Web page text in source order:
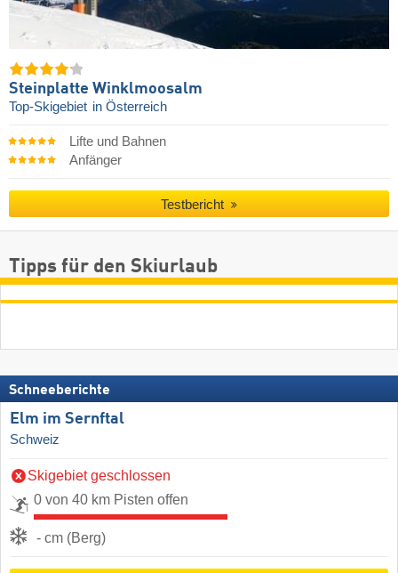
Steinplatte Winklmoosalm
Top-Skigebiet in Österreich
Lifte und Bahnen
Anfänger
Testbericht
Tipps für den Skiurlaub
Schneeberichte
Elm im Sernftal
Schweiz
Skigebiet geschlossen
0 von 40 km Pisten offen
- cm (Berg)